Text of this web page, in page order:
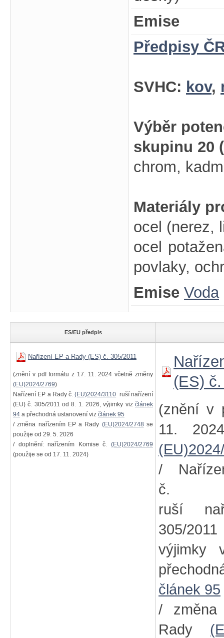
Emise
Předpisy
SVHC: kov,
Výběr
skupinu 20
chrom,
Materiály
ocel (nerez,
ocel
povlaky,
Emise Voda
ES/EU předpis
Nařízení EP a Rady (ES) č. 305/2011
(znění v pdf formátu z 17. 11. 2024 včetně změny
(EU)2024/2769)
Nařízení EP a Rady č.(EU)2024/3110 ruší nařízení
(EU) č. 305/2011 od 8. 1. 2026, výjimky viz článek
94 a přechodná ustanovení viz článek 95
/ změna nařízením EP a Rady (EU)2024/2748 se
použije od 29. 5. 2026
/ doplnění: nařízením Komise č. (EU)2024/2769
(použije se od 17. 11. 2024)
(ES)
(znění v
11.
/
ruší
305/
článek 95
/ změna
Rady